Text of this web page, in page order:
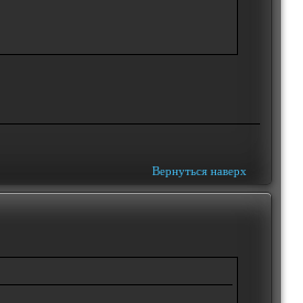
Вернуться наверх